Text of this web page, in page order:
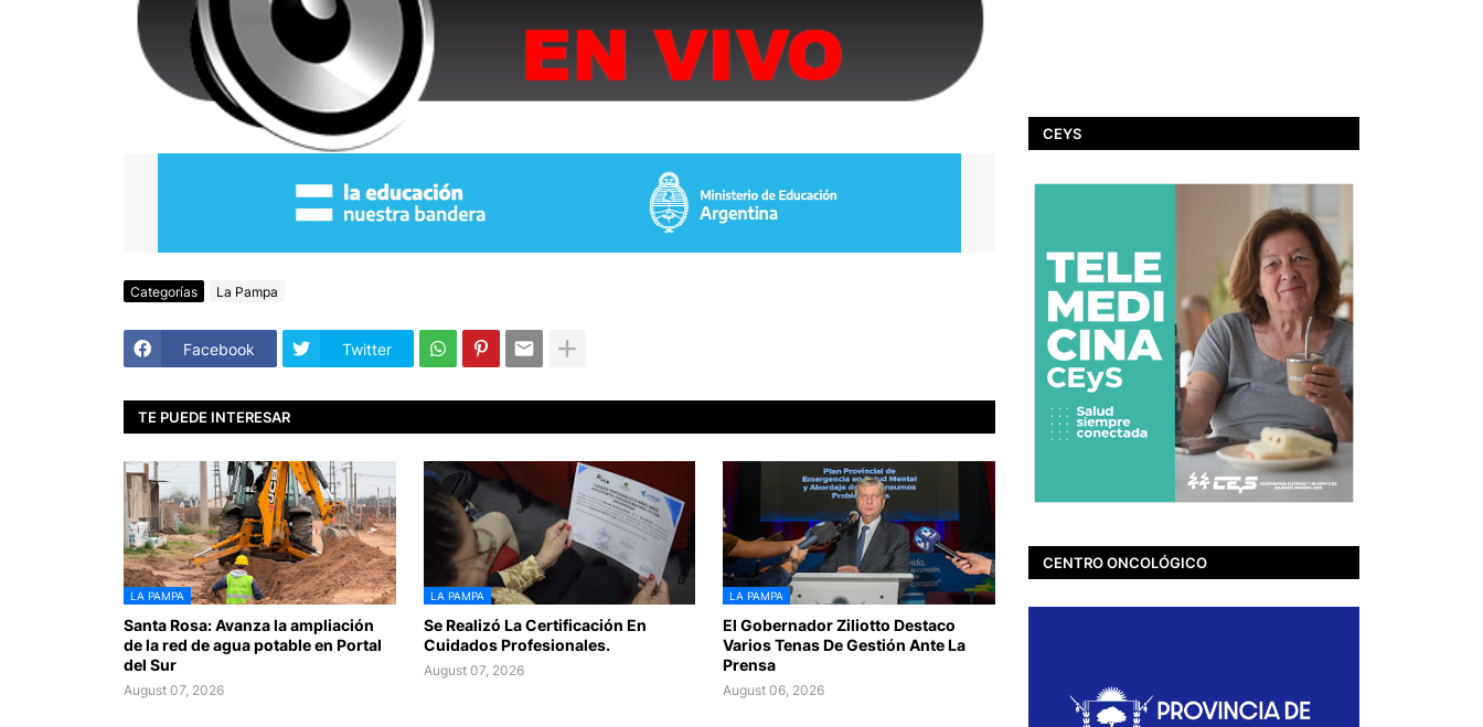
Categorías La Pampa
Facebook Twitter
TE PUEDE INTERESAR
LA PAMPA
Santa Rosa: Avanza la ampliación
de la red de agua potable en Portal
del Sur
August 07, 2026
LA PAMPA
Se Realizó La Certificación En
Cuidados Profesionales.
August 07, 2026
LA PAMPA
El Gobernador Ziliotto Destaco
Varios Tenas De Gestión Ante La
Prensa
August 06, 2026
CEYS
CENTRO ONCOLÓGICO